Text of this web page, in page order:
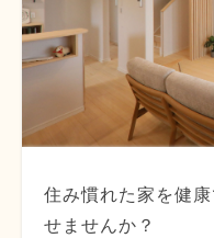
住み慣れた家を健
せませんか？